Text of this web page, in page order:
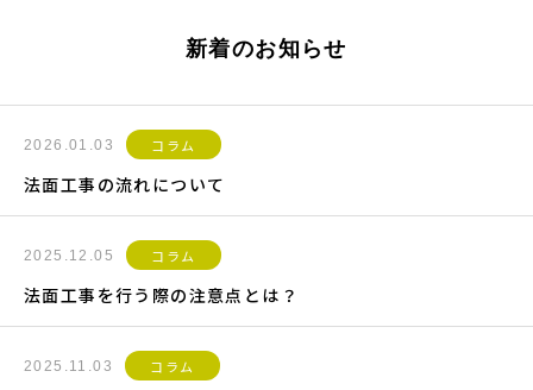
新着のお知らせ
2026.01.03 コラム
法面工事の流れについて
2025.12.05 コラム
法面工事を行う際の注意点とは？
2025.11.03 コラム